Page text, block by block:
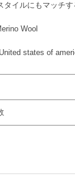
タイルにもマッチ
Wool
states of